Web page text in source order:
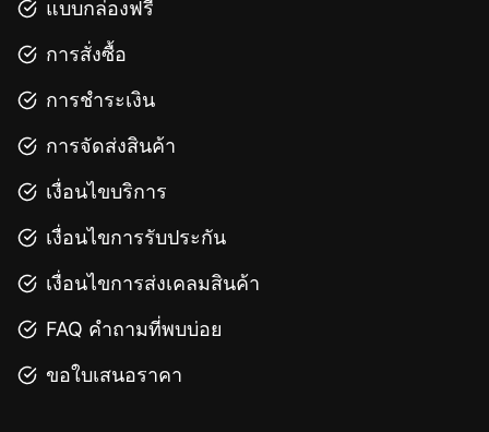
แบบกล่องฟรี
การสั่งซื้อ
การชำระเงิน
การจัดส่งสินค้า
เงื่อนไขบริการ
เงื่อนไขการรับประกัน
เงื่อนไขการส่งเคลมสินค้า
FAQ คำถามที่พบบ่อย
ขอใบเสนอราคา